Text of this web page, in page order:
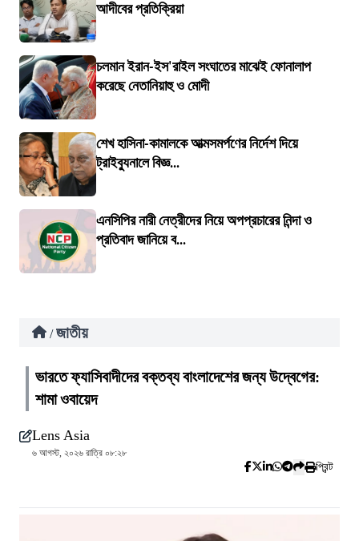
আদীবের প্রতিক্রিয়া
চলমান ইরান-ইস'রাইল সংঘাতের মাঝেই ফোনালাপ
করেছে নেতানিয়াহু ও মোদী
শেখ হাসিনা-কামালকে আত্মসমর্পণের নির্দেশ দিয়ে
ট্রাইব্যুনালে বিজ্ঞ...
এনসিপির নারী নেত্রীদের নিয়ে অপপ্রচারের নিন্দা ও
প্রতিবাদ জানিয়ে ব...
/ জাতীয়
ভারতে ফ্যাসিবাদীদের বক্তব্য বাংলাদেশের জন্য উদ্বেগের:
শামা ওবায়েদ
Lens Asia
৬ আগস্ট, ২০২৬ রাত্রি ০৮:২৮
প্রিন্ট